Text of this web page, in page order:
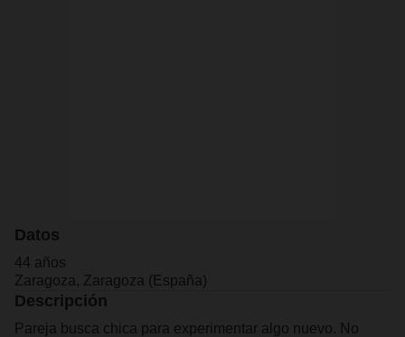
Datos
44 años
Zaragoza, Zaragoza (España)
Descripción
Pareja busca chica para experimentar algo nuevo. No